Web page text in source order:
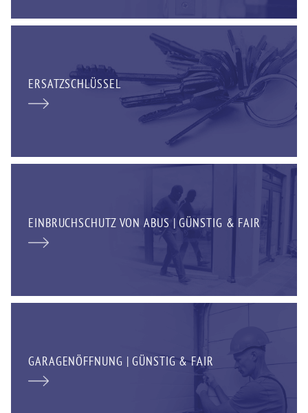
ERSATZSCHLÜSSEL
EINBRUCHSCHUTZ VON ABUS | GÜNSTIG & FAIR
GARAGENÖFFNUNG | GÜNSTIG & FAIR